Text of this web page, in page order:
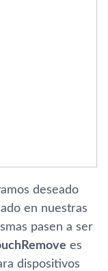
deseado
en nuestras
pasen a ser
es
dispositivos